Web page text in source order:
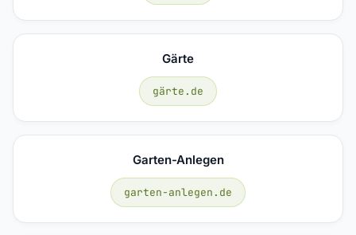
Gärte
gärte.de
Garten-Anlegen
garten-anlegen.de